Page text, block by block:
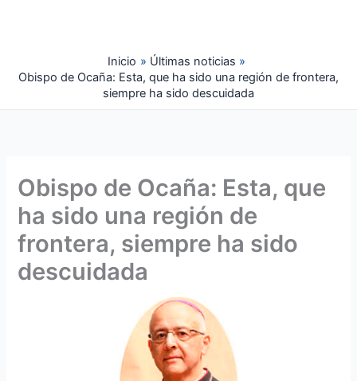
Inicio
Últimas noticias
Obispo de Ocaña: Esta, que ha sido una región de frontera,
siempre ha sido descuidada
Obispo de Ocaña: Esta, que
ha sido una región de
frontera, siempre ha sido
descuidada